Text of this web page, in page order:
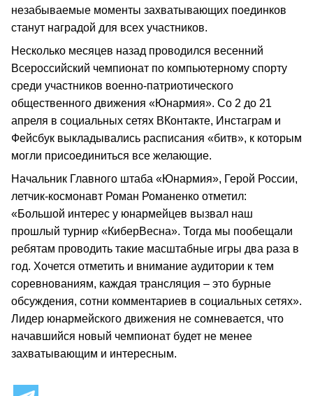
незабываемые моменты захватывающих поединков
станут наградой для всех участников.
Несколько месяцев назад проводился весенний
Всероссийский чемпионат по компьютерному спорту
среди участников военно-патриотического
общественного движения «Юнармия». Со 2 до 21
апреля в социальных сетях ВКонтакте, Инстаграм и
Фейсбук выкладывались расписания «битв», к которым
могли присоединиться все желающие.
Начальник Главного штаба «Юнармия», Герой России,
летчик-космонавт Роман Романенко отметил:
«Большой интерес у юнармейцев вызвал наш
прошлый турнир «КиберВесна». Тогда мы пообещали
ребятам проводить такие масштабные игры два раза в
год. Хочется отметить и внимание аудитории к тем
соревнованиям, каждая трансляция – это бурные
обсуждения, сотни комментариев в социальных сетях».
Лидер юнармейского движения не сомневается, что
начавшийся новый чемпионат будет не менее
захватывающим и интересным.